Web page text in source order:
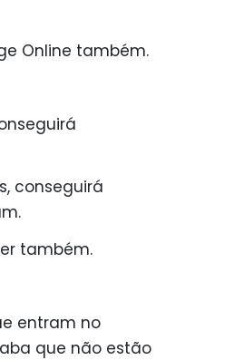
Online também.
conseguirá
também.
entram no
que não estão